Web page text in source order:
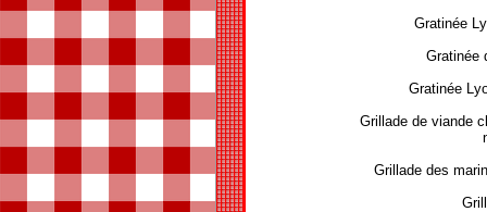
Gratinée
Gratinée
Grillade de viande
Grillade des